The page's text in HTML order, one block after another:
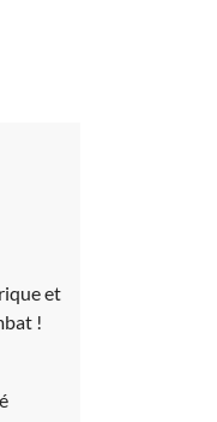
et
!